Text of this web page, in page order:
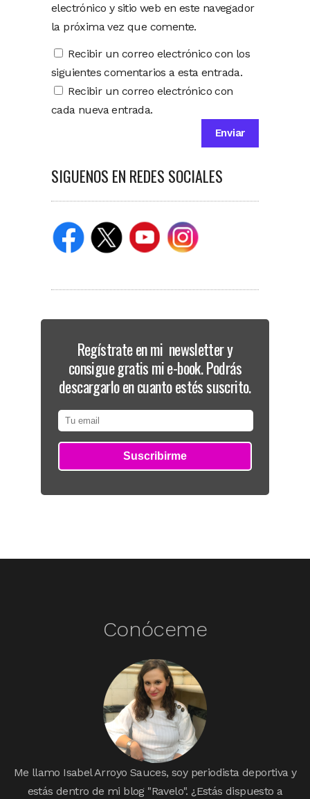
electrónico y sitio web en este navegador
la próxima vez que comente.
Recibir un correo electrónico con los
siguientes comentarios a esta entrada.
Recibir un correo electrónico con
cada nueva entrada.
SIGUENOS EN REDES SOCIALES
Regístrate en mi newsletter y
consigue gratis mi e-book. Podrás
descargarlo en cuanto estés suscrito.
Conóceme
Me llamo Isabel Arroyo Sauces, soy periodista deportiva y
estás dentro de mi blog "Ravelo". ¿Estás dispuesto a